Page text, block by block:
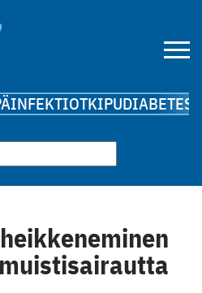
INFEKTIOTKIPUDIABETES